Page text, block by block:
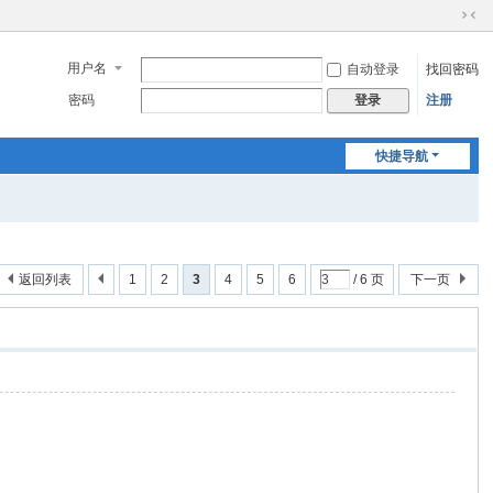
切
到
用户名 自动登录
找回密码
密码
登录 注册
快捷导航
1 2 3 4 5 6 / 6 页 下一页
返回列表